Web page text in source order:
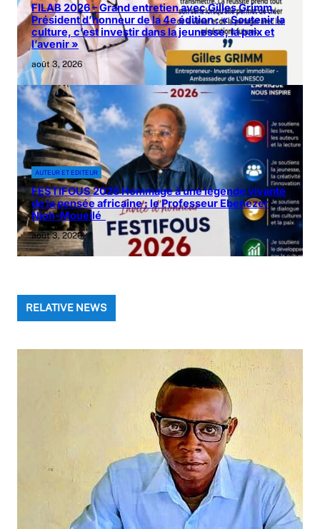
FILAB 2026 – Grand entretien avec Gilles Grimm,
Président d’honneur de la 4e édition : « Soutenir la
culture, c’est investir dans la jeunesse, la paix et
l’avenir »
août 3, 2026
AUTEUR ET EDITEUR
FESTIFOUS 2026 Hommage à une légende vivante
de la pensée africaine : le Professeur Ebenezer
Njoh-Mouellé
août 3, 2026
RELATIVE NEWS